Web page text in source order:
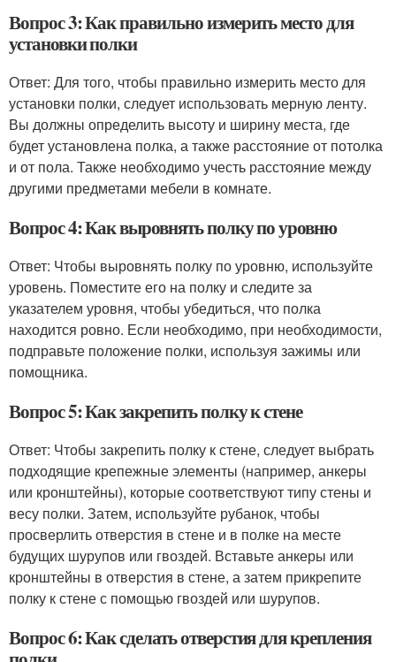
Вопрос 3: Как правильно измерить место для
установки полки
Ответ: Для того, чтобы правильно измерить место для
установки полки, следует использовать мерную ленту.
Вы должны определить высоту и ширину места, где
будет установлена полка, а также расстояние от потолка
и от пола. Также необходимо учесть расстояние между
другими предметами мебели в комнате.
Вопрос 4: Как выровнять полку по уровню
Ответ: Чтобы выровнять полку по уровню, используйте
уровень. Поместите его на полку и следите за
указателем уровня, чтобы убедиться, что полка
находится ровно. Если необходимо, при необходимости,
подправьте положение полки, используя зажимы или
помощника.
Вопрос 5: Как закрепить полку к стене
Ответ: Чтобы закрепить полку к стене, следует выбрать
подходящие крепежные элементы (например, анкеры
или кронштейны), которые соответствуют типу стены и
весу полки. Затем, используйте рубанок, чтобы
просверлить отверстия в стене и в полке на месте
будущих шурупов или гвоздей. Вставьте анкеры или
кронштейны в отверстия в стене, а затем прикрепите
полку к стене с помощью гвоздей или шурупов.
Вопрос 6: Как сделать отверстия для крепления